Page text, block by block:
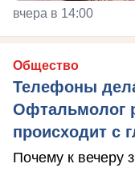
вчера в 14:00
Общество
Телефоны
Офтальмолог
происходит с
Почему к вечеру